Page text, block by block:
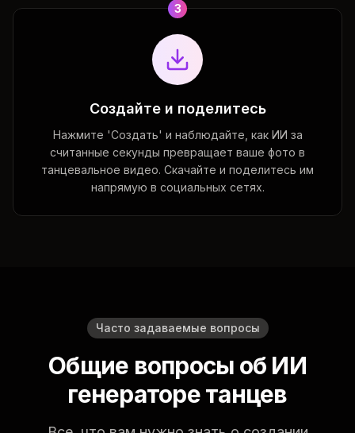
3
Создайте и поделитесь
Нажмите 'Создать' и наблюдайте, как ИИ за
считанные секунды превращает ваше фото в
танцевальное видео. Скачайте и поделитесь им
напрямую в социальных сетях.
Часто задаваемые вопросы
Общие вопросы об ИИ
генераторе танцев